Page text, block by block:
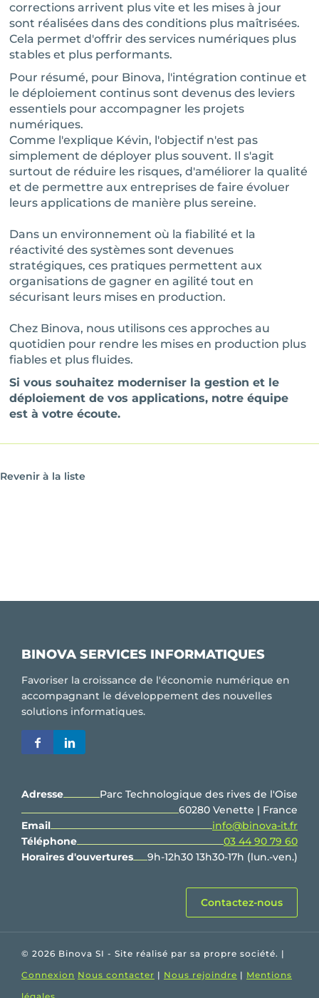
corrections arrivent plus vite et les mises à jour
sont réalisées dans des conditions plus maîtrisées.
Cela permet d'offrir des services numériques plus
stables et plus performants.
Pour résumé, pour Binova, l'intégration continue et
le déploiement continus sont devenus des leviers
essentiels pour accompagner les projets
numériques.
Comme l'explique Kévin, l'objectif n'est pas
simplement de déployer plus souvent. Il s'agit
surtout de réduire les risques, d'améliorer la qualité
et de permettre aux entreprises de faire évoluer
leurs applications de manière plus sereine.
Dans un environnement où la fiabilité et la
réactivité des systèmes sont devenues
stratégiques, ces pratiques permettent aux
organisations de gagner en agilité tout en
sécurisant leurs mises en production.
Chez Binova, nous utilisons ces approches au
quotidien pour rendre les mises en production plus
fiables et plus fluides.
Si vous souhaitez moderniser la gestion et le
déploiement de vos applications, notre équipe
est à votre écoute.
Revenir à la liste
BINOVA SERVICES INFORMATIQUES
Favoriser la croissance de l'économie numérique en
accompagnant le développement des nouvelles
solutions informatiques.
Adresse
Parc Technologique des rives de l'Oise
60280 Venette | France
Email
info@binova-it.fr
Téléphone
03 44 90 79 60
Horaires d'ouvertures
9h-12h30 13h30-17h (lun.-ven.)
Contactez-nous
© 2026 Binova SI - Site réalisé par sa propre société. |
Connexion Nous contacter | Nous rejoindre | Mentions